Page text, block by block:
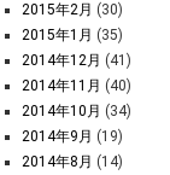
2015年2月 (30)
2015年1月 (35)
2014年12月 (41)
2014年11月 (40)
2014年10月 (34)
2014年9月 (19)
2014年8月 (14)